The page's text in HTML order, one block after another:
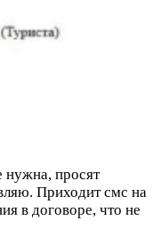
нужна, просят
Приходит смс на
в договоре, что не